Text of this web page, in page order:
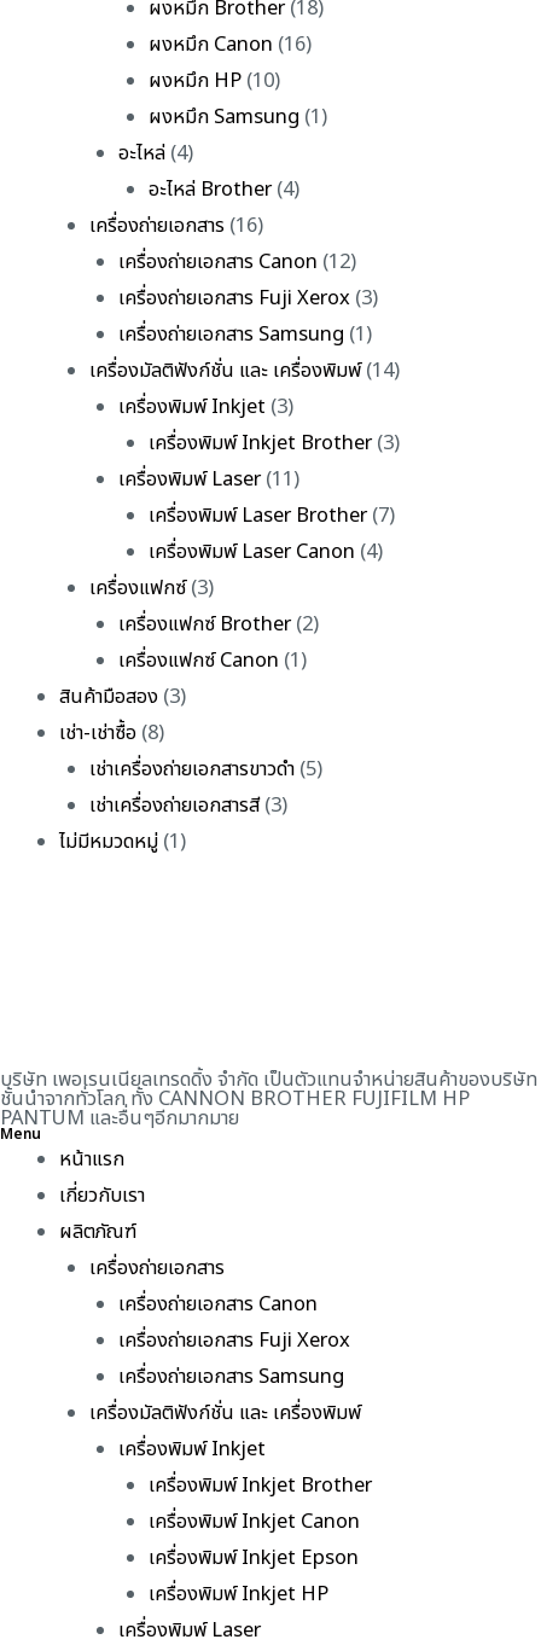
ผงหมึก Brother(18)
ผงหมึก Canon (16)
ผงหมึก HP (10)
ผงหมึก Samsung (1)
อะไหล่ (4)
อะไหล่ Brother(4)
เครื่องถ่ายเอกสาร (16)
เครื่องถ่ายเอกสาร Canon (12)
เครื่องถ่ายเอกสาร Fuji Xerox (3)
เครื่องถ่ายเอกสาร Samsung (1)
เครื่องมัลติฟังก์ชั่น และ เครื่องพิมพ์(14)
เครื่องพิมพ์ Inkjet (3)
เครื่องพิมพ์ Inkjet Brother(3)
เครื่องพิมพ์ Laser(11)
เครื่องพิมพ์ Laser Brother(7)
เครื่องพิมพ์ Laser Canon (4)
เครื่องแฟกซ์(3)
เครื่องแฟกซ์ Brother(2)
เครื่องแฟกซ์ Canon (1)
สินค้ามือสอง (3)
เช่า-เช่าซื้อ (8)
เช่าเครื่องถ่ายเอกสารขาวดำ(5)
เช่าเครื่องถ่ายเอกสารสี(3)
ไม่มีหมวดหมู่ (1)
บริษัท เพอเรนเนียลเทรดดิ้ง จำกัด เป็นตัวแทนจำหน่ายสินค้าของบริษัท
ชั้นนำจากทั่วโลก ทั้ง CANNON BROTHER FUJIFILM HP
PANTUM และอื่นๆอีกมากมาย
Menu
หน้าแรก
เกี่ยวกับเรา
ผลิตภัณฑ์
เครื่องถ่ายเอกสาร
เครื่องถ่ายเอกสาร Canon
เครื่องถ่ายเอกสาร Fuji Xerox
เครื่องถ่ายเอกสาร Samsung
เครื่องมัลติฟังก์ชั่น และ เครื่องพิมพ์
เครื่องพิมพ์ Inkjet
เครื่องพิมพ์ Inkjet Brother
เครื่องพิมพ์ Inkjet Canon
เครื่องพิมพ์ Inkjet Epson
เครื่องพิมพ์ Inkjet HP
เครื่องพิมพ์ Laser